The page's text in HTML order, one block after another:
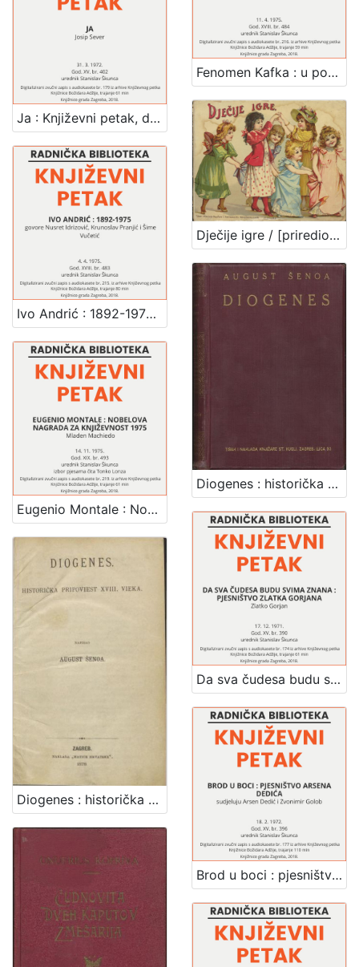
Ja : Književni petak, dvorana u Novinarskom domu, 31. 3. 1972., br. 402 / Josip Sever ; urednik Stanislav Škunca
Ivo Andrić : 1892-1975 : Književni petak, dvorana u Novinarskom domu, 4. 4. 1975., br. 483 / govore Nusret Idrizović, Krunoslav Pranjić, Šime Vučetić ; urednik Stanislav Škunca
Fenomen Kafka : u povodu 52-e obljetnice smrti : Književni petak, dvorana u Novinarskom domu, 11. 4. 1975., br. 484 / Zdenko Škreb ; urednik Stanislav Škunca
Eugenio Montale : Nobelova nagrada za književnost 1975 : Književni petak, dvorana u Novinarskom domu, 14. 11. 1975., br. 493 / Mladen Machiedo ; izbor pjesama čita Tonko Lonza ; urednik Stanislav Škunca
Dječije igre / [priredio J. V. Tenjac]
Diogenes : historička pripoviest XVIII. vieka / napisao August Šenoa
Diogenes : historička pripoviest XVIII. vieka / August Šenoa
Da sva čudesa budu svima znana : pjesništvo Zlatka Gorjana : Književni petak, dvorana u Novinarskom domu, 17. 12. 1971., br. 390 / Zlatko Gorjan ; urednik Stanislav Škunca
Brod u boci : pjesništvo Arsena Dedića : Književni petak, dvorana u Novinarskom domu, 18. 2. 1972., br. 396 / sudjeluju Arsen Denić, Zvonimir Golob ; urednik Stanislav Škunca